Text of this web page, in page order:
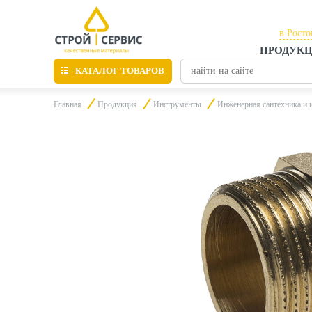
в
в
КАТАЛОГ ТОВАРОВ
Материалы для отделки
Пиломатериалы
Главная Продукция Инструменты Инженерная сантехника и